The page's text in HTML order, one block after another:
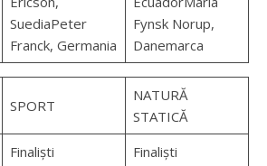
SuediaPeter
Franck, Germania
Fynsk Norup,
Danemarca
SPORT
NATURĂ
STATICĂ
Finaliști
Finaliști